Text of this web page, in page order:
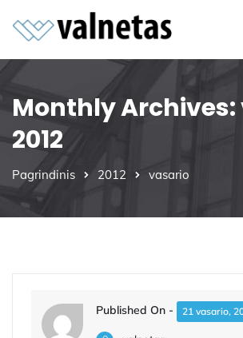
Monthly
2012
Pagrindinis 2012 vasario
Published On - 21 vasario,